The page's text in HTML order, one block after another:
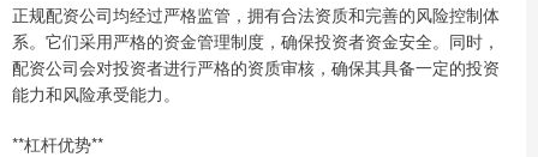
正规配资公司均经过严格监管，拥有合法资质和完善的风险控制体
系。它们采用严格的资金管理制度，确保投资者资金安全。同时，
配资公司会对投资者进行严格的资质审核，确保其具备一定的投资
能力和风险承受能力。
**杠杆优势**